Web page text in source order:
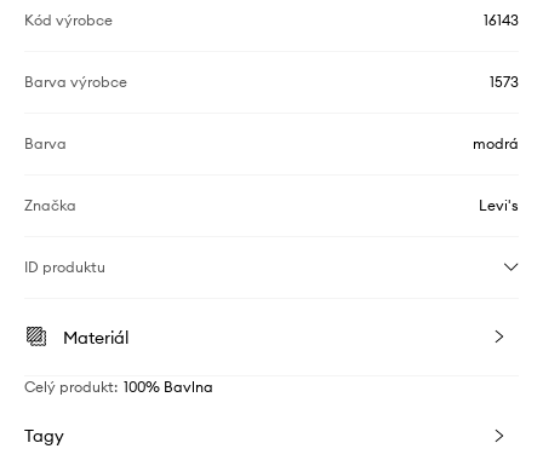
Kód výrobce 16143
Barva výrobce 1573
Barva modrá
Značka Levi's
ID produktu
Materiál
Celý produkt: 100% Bavlna
Tagy